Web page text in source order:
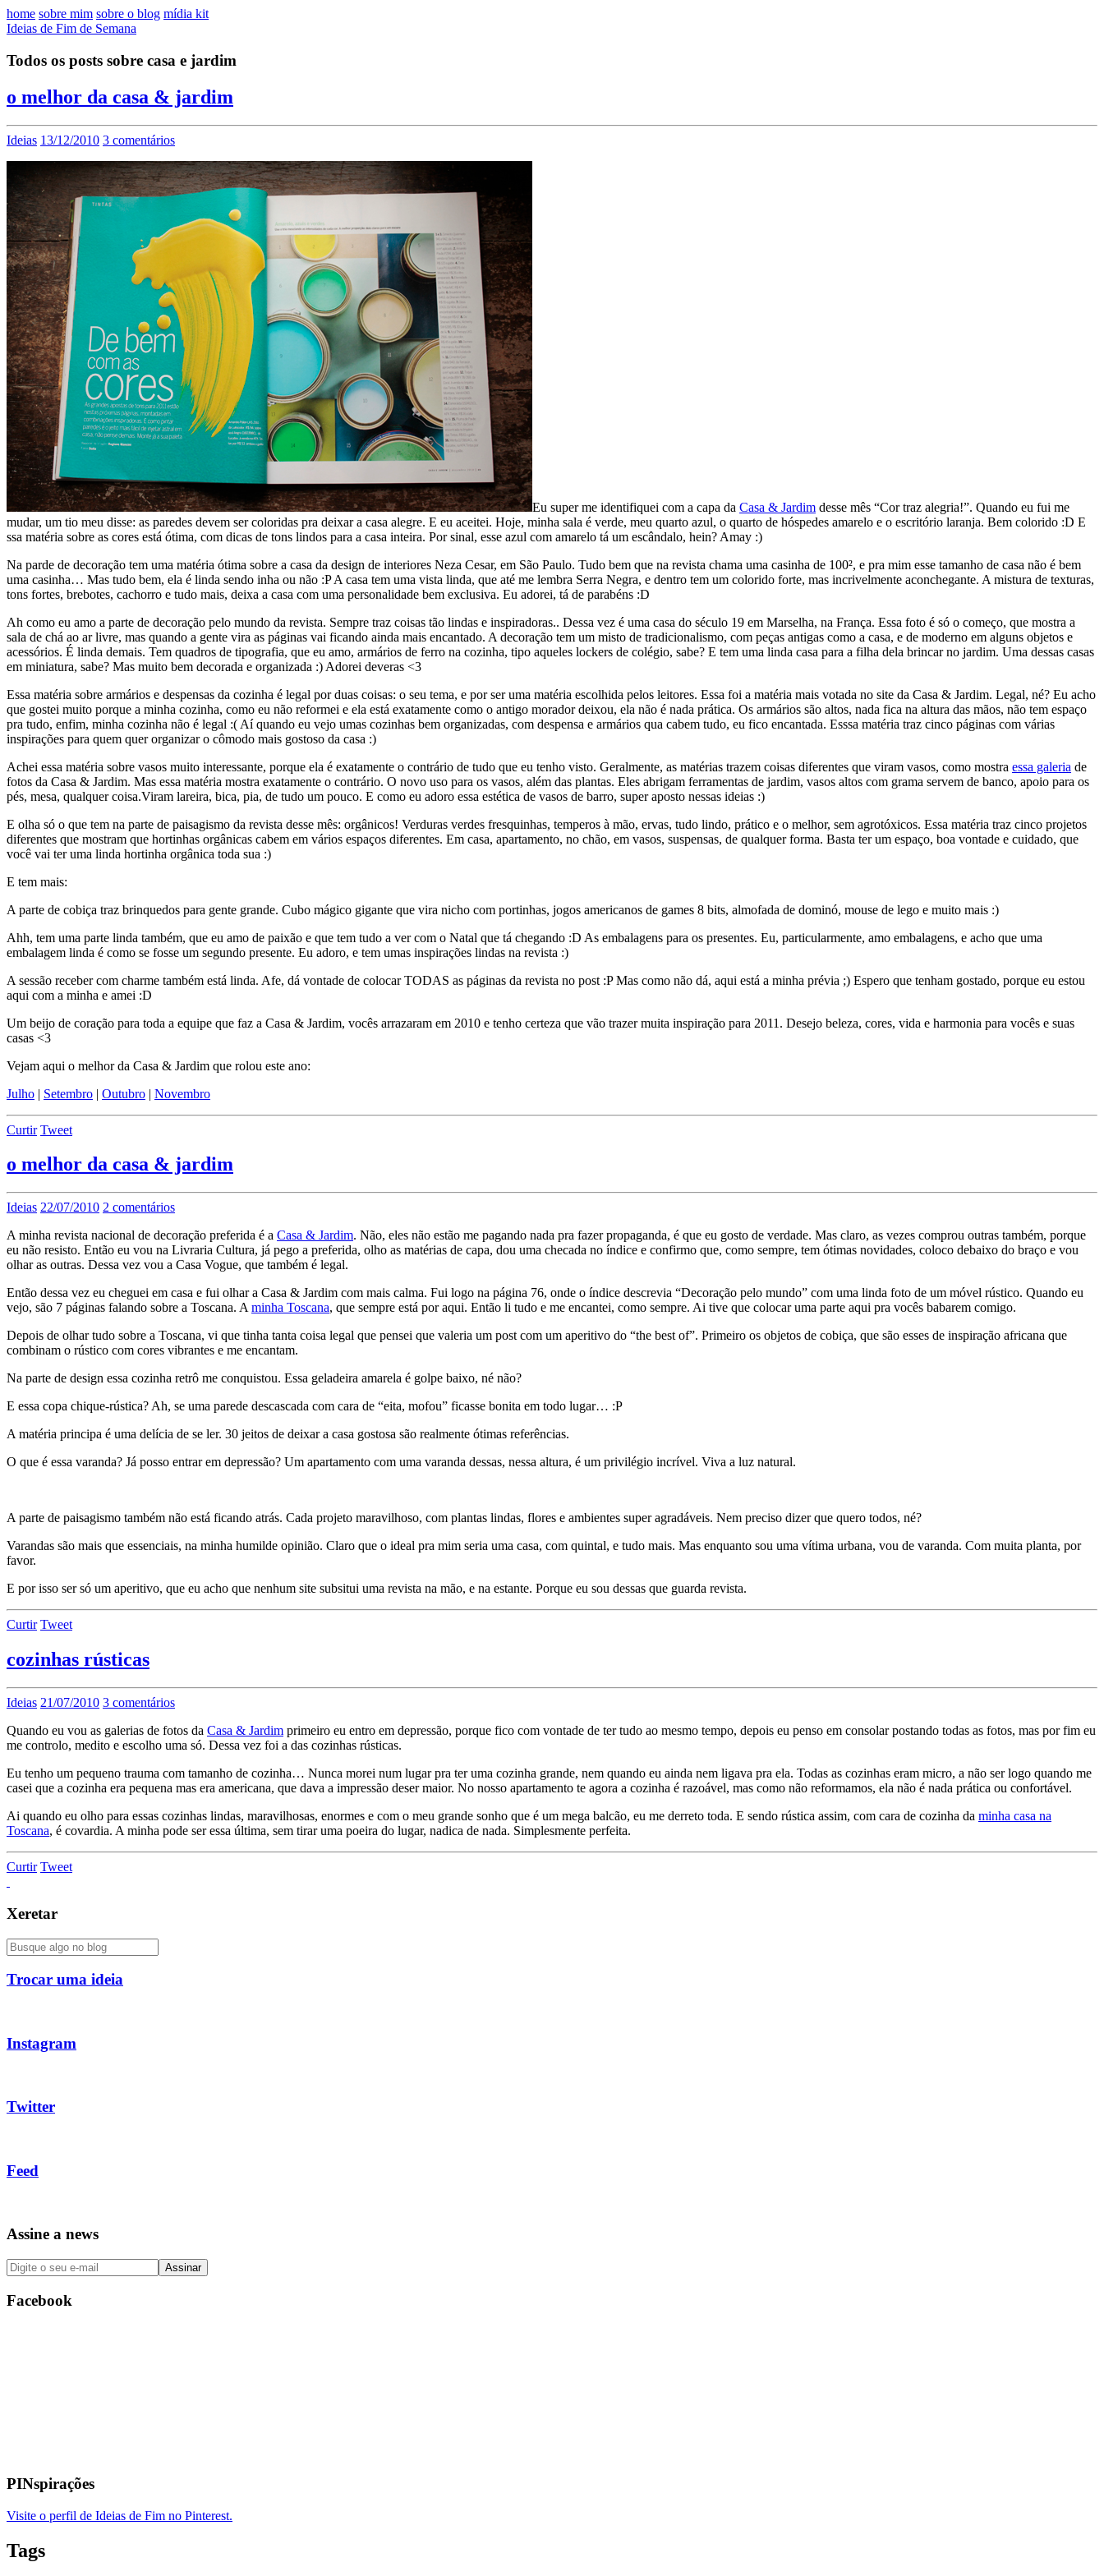
home sobre mim sobre o blog mídia kit
Ideias de Fim de Semana
Todos os posts sobre casa e jardim
o melhor da casa & jardim
Ideias 13/12/2010 3 comentários
Eu super me identifiquei com a capa da Casa & Jardim desse mês “Cor traz alegria!”. Quando eu fui me
mudar, um tio meu disse: as paredes devem ser coloridas pra deixar a casa alegre. E eu aceitei. Hoje, minha sala é verde, meu quarto azul, o quarto de hóspedes amarelo e o escritório laranja. Bem colorido :D E
ssa matéria sobre as cores está ótima, com dicas de tons lindos para a casa inteira. Por sinal, esse azul com amarelo tá um escândalo, hein? Amay :)
Na parde de decoração tem uma matéria ótima sobre a casa da design de interiores Neza Cesar, em São Paulo. Tudo bem que na revista chama uma casinha de 100², e pra mim esse tamanho de casa não é bem
uma casinha… Mas tudo bem, ela é linda sendo inha ou não :P A casa tem uma vista linda, que até me lembra Serra Negra, e dentro tem um colorido forte, mas incrivelmente aconchegante. A mistura de texturas,
tons fortes, brebotes, cachorro e tudo mais, deixa a casa com uma personalidade bem exclusiva. Eu adorei, tá de parabéns :D
Ah como eu amo a parte de decoração pelo mundo da revista. Sempre traz coisas tão lindas e inspiradoras.. Dessa vez é uma casa do século 19 em Marselha, na França. Essa foto é só o começo, que mostra a
sala de chá ao ar livre, mas quando a gente vira as páginas vai ficando ainda mais encantado. A decoração tem um misto de tradicionalismo, com peças antigas como a casa, e de moderno em alguns objetos e
acessórios. É linda demais. Tem quadros de tipografia, que eu amo, armários de ferro na cozinha, tipo aqueles lockers de colégio, sabe? E tem uma linda casa para a filha dela brincar no jardim. Uma dessas casas
em miniatura, sabe? Mas muito bem decorada e organizada :) Adorei deveras <3
Essa matéria sobre armários e despensas da cozinha é legal por duas coisas: o seu tema, e por ser uma matéria escolhida pelos leitores. Essa foi a matéria mais votada no site da Casa & Jardim. Legal, né? Eu acho
que gostei muito porque a minha cozinha, como eu não reformei e ela está exatamente como o antigo morador deixou, ela não é nada prática. Os armários são altos, nada fica na altura das mãos, não tem espaço
pra tudo, enfim, minha cozinha não é legal :( Aí quando eu vejo umas cozinhas bem organizadas, com despensa e armários qua cabem tudo, eu fico encantada. Esssa matéria traz cinco páginas com várias
inspirações para quem quer organizar o cômodo mais gostoso da casa :)
Achei essa matéria sobre vasos muito interessante, porque ela é exatamente o contrário de tudo que eu tenho visto. Geralmente, as matérias trazem coisas diferentes que viram vasos, como mostra essa galeria de
fotos da Casa & Jardim. Mas essa matéria mostra exatamente o contrário. O novo uso para os vasos, além das plantas. Eles abrigam ferramentas de jardim, vasos altos com grama servem de banco, apoio para os
pés, mesa, qualquer coisa.Viram lareira, bica, pia, de tudo um pouco. E como eu adoro essa estética de vasos de barro, super aposto nessas ideias :)
E olha só o que tem na parte de paisagismo da revista desse mês: orgânicos! Verduras verdes fresquinhas, temperos à mão, ervas, tudo lindo, prático e o melhor, sem agrotóxicos. Essa matéria traz cinco projetos
diferentes que mostram que hortinhas orgânicas cabem em vários espaços diferentes. Em casa, apartamento, no chão, em vasos, suspensas, de qualquer forma. Basta ter um espaço, boa vontade e cuidado, que
você vai ter uma linda hortinha orgânica toda sua :)
E tem mais:
A parte de cobiça traz brinquedos para gente grande. Cubo mágico gigante que vira nicho com portinhas, jogos americanos de games 8 bits, almofada de dominó, mouse de lego e muito mais :)
Ahh, tem uma parte linda também, que eu amo de paixão e que tem tudo a ver com o Natal que tá chegando :D As embalagens para os presentes. Eu, particularmente, amo embalagens, e acho que uma
embalagem linda é como se fosse um segundo presente. Eu adoro, e tem umas inspirações lindas na revista :)
A sessão receber com charme também está linda. Afe, dá vontade de colocar TODAS as páginas da revista no post :P Mas como não dá, aqui está a minha prévia ;) Espero que tenham gostado, porque eu estou
aqui com a minha e amei :D
Um beijo de coração para toda a equipe que faz a Casa & Jardim, vocês arrazaram em 2010 e tenho certeza que vão trazer muita inspiração para 2011. Desejo beleza, cores, vida e harmonia para vocês e suas
casas <3
Vejam aqui o melhor da Casa & Jardim que rolou este ano:
Julho | Setembro | Outubro | Novembro
Curtir Tweet
o melhor da casa & jardim
Ideias 22/07/2010 2 comentários
A minha revista nacional de decoração preferida é a Casa & Jardim. Não, eles não estão me pagando nada pra fazer propaganda, é que eu gosto de verdade. Mas claro, as vezes comprou outras também, porque
eu não resisto. Então eu vou na Livraria Cultura, já pego a preferida, olho as matérias de capa, dou uma checada no índice e confirmo que, como sempre, tem ótimas novidades, coloco debaixo do braço e vou
olhar as outras. Dessa vez vou a Casa Vogue, que também é legal.
Então dessa vez eu cheguei em casa e fui olhar a Casa & Jardim com mais calma. Fui logo na página 76, onde o índice descrevia “Decoração pelo mundo” com uma linda foto de um móvel rústico. Quando eu
vejo, são 7 páginas falando sobre a Toscana. A minha Toscana, que sempre está por aqui. Então li tudo e me encantei, como sempre. Ai tive que colocar uma parte aqui pra vocês babarem comigo.
Depois de olhar tudo sobre a Toscana, vi que tinha tanta coisa legal que pensei que valeria um post com um aperitivo do “the best of”. Primeiro os objetos de cobiça, que são esses de inspiração africana que
combinam o rústico com cores vibrantes e me encantam.
Na parte de design essa cozinha retrô me conquistou. Essa geladeira amarela é golpe baixo, né não?
E essa copa chique-rústica? Ah, se uma parede descascada com cara de “eita, mofou” ficasse bonita em todo lugar… :P
A matéria principa é uma delícia de se ler. 30 jeitos de deixar a casa gostosa são realmente ótimas referências.
O que é essa varanda? Já posso entrar em depressão? Um apartamento com uma varanda dessas, nessa altura, é um privilégio incrível. Viva a luz natural.
A parte de paisagismo também não está ficando atrás. Cada projeto maravilhoso, com plantas lindas, flores e ambientes super agradáveis. Nem preciso dizer que quero todos, né?
Varandas são mais que essenciais, na minha humilde opinião. Claro que o ideal pra mim seria uma casa, com quintal, e tudo mais. Mas enquanto sou uma vítima urbana, vou de varanda. Com muita planta, por
favor.
E por isso ser só um aperitivo, que eu acho que nenhum site subsitui uma revista na mão, e na estante. Porque eu sou dessas que guarda revista.
Curtir Tweet
cozinhas rústicas
Ideias 21/07/2010 3 comentários
Quando eu vou as galerias de fotos da Casa & Jardim primeiro eu entro em depressão, porque fico com vontade de ter tudo ao mesmo tempo, depois eu penso em consolar postando todas as fotos, mas por fim eu
me controlo, medito e escolho uma só. Dessa vez foi a das cozinhas rústicas.
Eu tenho um pequeno trauma com tamanho de cozinha… Nunca morei num lugar pra ter uma cozinha grande, nem quando eu ainda nem ligava pra ela. Todas as cozinhas eram micro, a não ser logo quando me
casei que a cozinha era pequena mas era americana, que dava a impressão deser maior. No nosso apartamento te agora a cozinha é razoável, mas como não reformamos, ela não é nada prática ou confortável.
Ai quando eu olho para essas cozinhas lindas, maravilhosas, enormes e com o meu grande sonho que é um mega balcão, eu me derreto toda. E sendo rústica assim, com cara de cozinha da minha casa na
Toscana, é covardia. A minha pode ser essa última, sem tirar uma poeira do lugar, nadica de nada. Simplesmente perfeita.
Curtir Tweet
Xeretar
Trocar uma ideia
Instagram
Twitter
Feed
Assine a news
Facebook
PINspirações
Visite o perfil de Ideias de Fim no Pinterest.
Tags